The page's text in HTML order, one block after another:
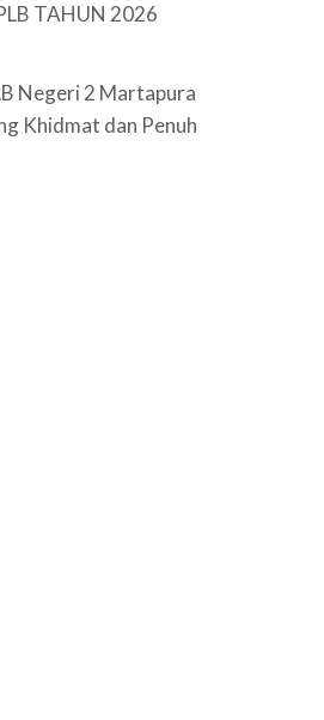
TAHUN 2026
Negeri 2 Martapura
Khidmat dan Penuh